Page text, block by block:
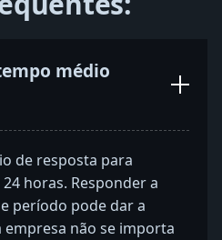
médio
de resposta para
horas. Responder a
período pode dar a
empresa não se importa